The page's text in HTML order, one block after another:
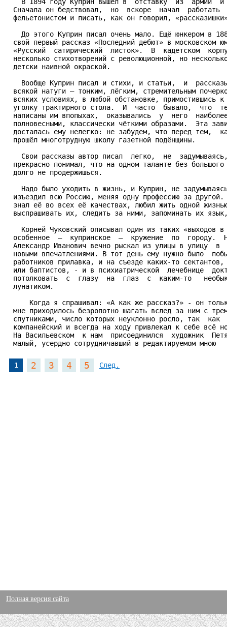
Сначала он бедствовал,  но  вскоре  начал  работать
фельетонистом и писать, как он говорил,
До этого Куприн писал очень мало. Ещё юнкером в
свой первый рассказ «Последний дебют» в московском
«Русский  сатирический  листок».  В  кадетском
несколько стихотворений с революционной, но
  детски наивной окраской.
Вообще Куприн писал и стихи, и статьи,  и
всякой натуги – тонким, лёгким, стремительным
всяких условиях, в любой обстановке, примостившись
уголку трактирного стола.  И  часто  бывало,  что
написаны им впопыхах,  оказывались  у  него
полновесными, классически чёткими образами.  Эта
досталась ему нелегко: не забудем, что перед тем,
  прошёл многотрудную школу газетной подёнщины.
Свои рассказы автор писал  легко,  не
прекрасно понимал, что на одном таланте без
  долго не продержишься.
Надо было уходить в жизнь, и Куприн, не
изъездил всю Россию, меняя одну профессию за
знал её во всех её качествах, любил жить одной
выспрашивать их, следить за ними, запоминать их
Корней Чуковский описывал один из таких «выходов
особенное  –  купринское  –  кружение  по  городу.
Александр Иванович вечно рыскал из улицы в улицу  в
новыми впечатлениями. В тот день ему нужно было
работников прилавка, и на съезде каких-то
или баптистов, - и в психиатрической  лечебнице
потолковать  с  глазу  на  глаз  с  каким-то
  лунатиком.
Когда я спрашивал: «А как же рассказ?» - он
мне приходилось безропотно шагать вслед за ним с
спутниками, число которых неуклонно росло, так  как
компанейский и всегда на ходу привлекал к себе всё
На Васильевском  к нам  присоединился  художник
  малый, усердно сотрудничавший в редактируемом мною
1 2 3 4 5 След.
Полная версия сайта